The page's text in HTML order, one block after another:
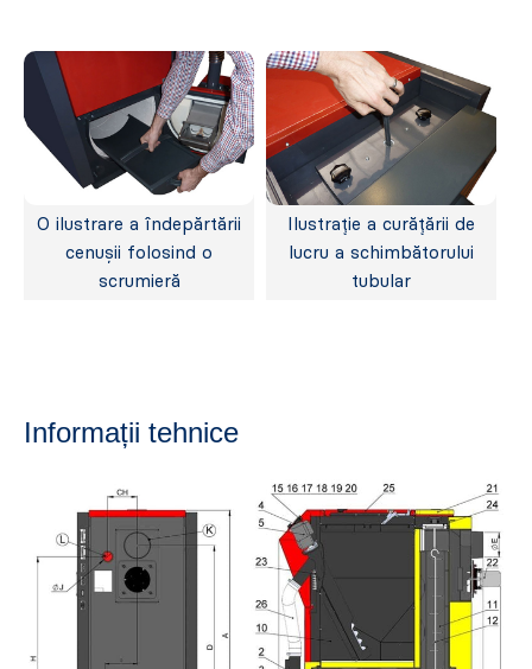
O ilustrare a îndepărtării
cenușii folosind o
scrumieră
Ilustrație a curățării de
lucru a schimbătorului
tubular
Informații tehnice